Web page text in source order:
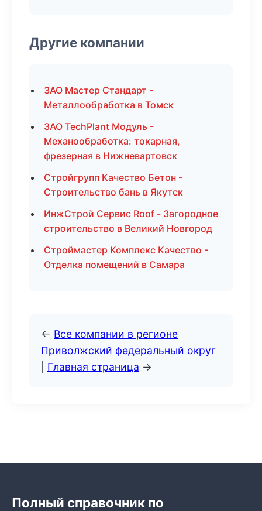
Другие компании
ЗАО Мастер Стандарт -
Металлообработка в Томск
ЗАО TechPlant Модуль -
Механообработка: токарная,
фрезерная в Нижневартовск
Стройгрупп Качество Бетон -
Строительство бань в Якутск
ИнжСтрой Сервис Roof - Загородное
строительство в Великий Новгород
Строймастер Комплекс Качество -
Отделка помещений в Самара
← Все компании в регионе
Приволжский федеральный округ
Главная страница →
Полный справочник по